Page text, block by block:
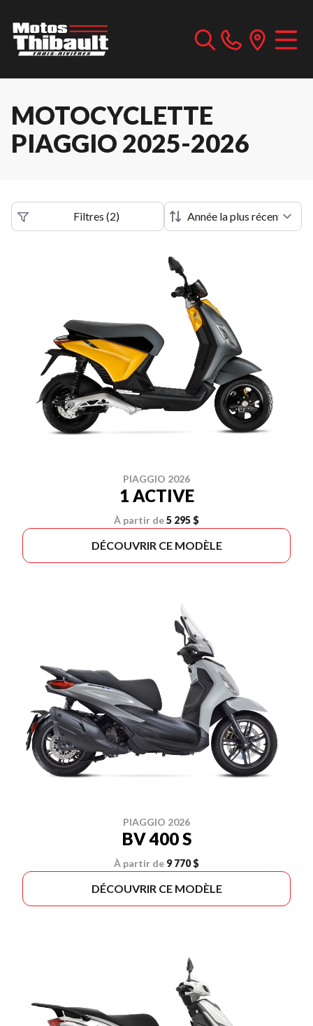
MOTOCYCLETTE
PIAGGIO 2025-2026
Filtres (2)
PIAGGIO 2026
1 ACTIVE
À partir de5 295 $
DÉCOUVRIR CE MODÈLE
PIAGGIO 2026
BV 400 S
À partir de 9 770 $
DÉCOUVRIR CE MODÈLE